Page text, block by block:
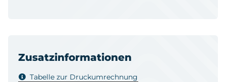
Zusatzinformationen
Tabelle zur Druckumrechnung